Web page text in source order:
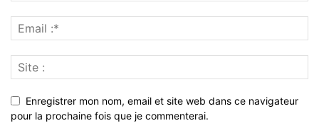
Enregistrer mon nom, email et site web dans ce navigateur
pour la prochaine fois que je commenterai.